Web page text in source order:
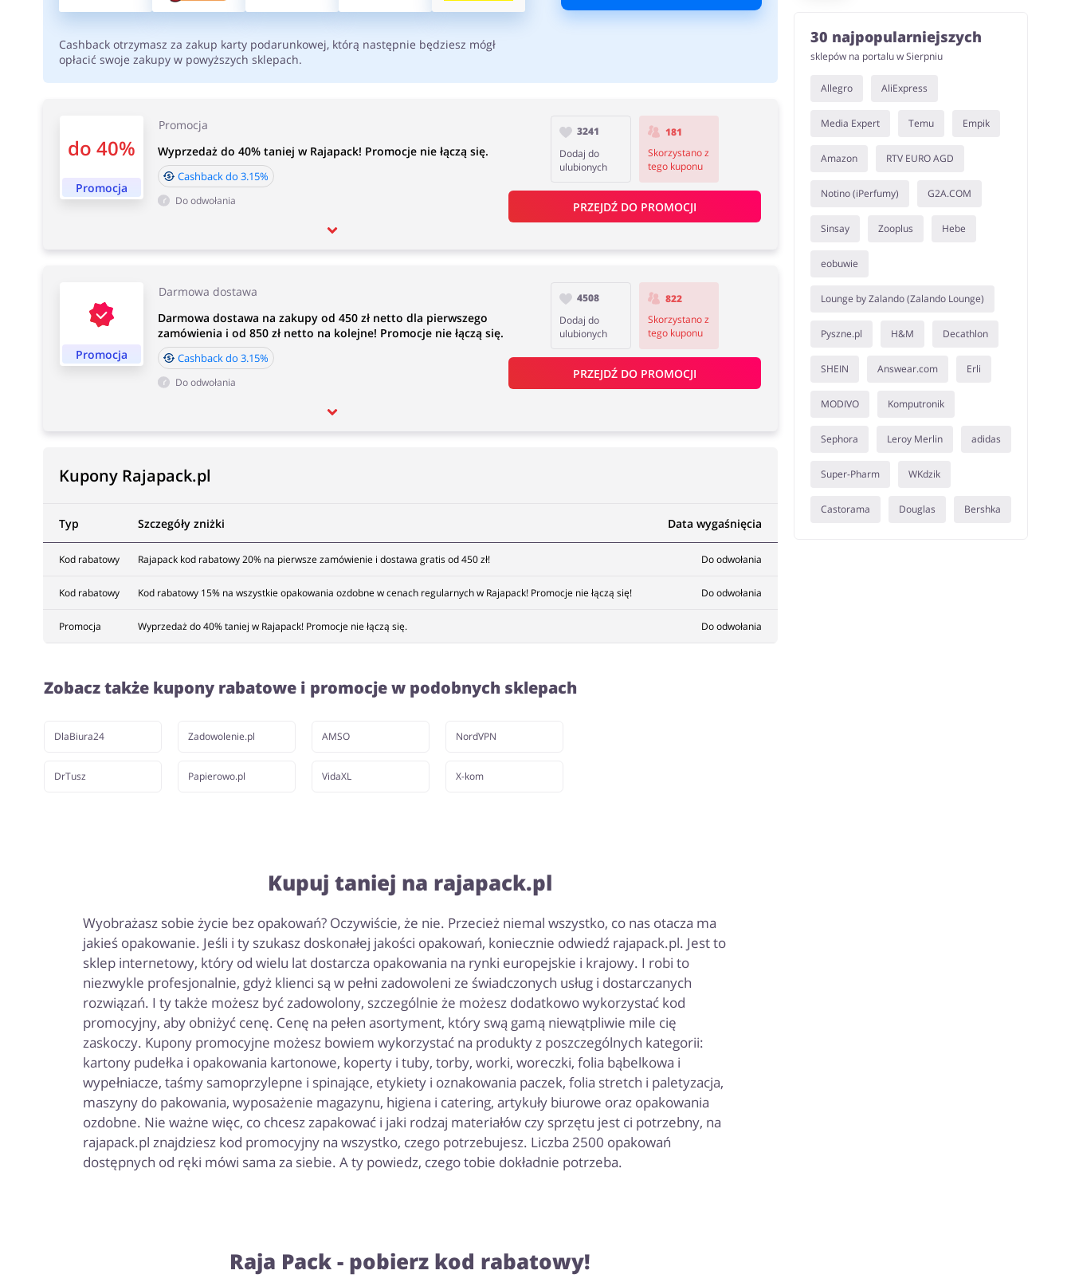
do 40%
Promocja
Promocja
Wyprzedaż do 40% taniej w Rajapack! Promocje nie łączą się.
Cashback do 3.15%
Do odwołania
3241
Dodaj do
ulubionych
181
Skorzystano z
tego kuponu
PRZEJDŹ DO PROMOCJI
Promocja
Darmowa dostawa
Darmowa dostawa na zakupy od 450 zł netto dla pierwszego
zamówienia i od 850 zł netto na kolejne! Promocje nie łączą się.
Cashback do 3.15%
Do odwołania
4508
Dodaj do
ulubionych
822
Skorzystano z
tego kuponu
PRZEJDŹ DO PROMOCJI
Cashback otrzymasz za zakup karty podarunkowej, którą następnie będziesz mógł
opłacić swoje zakupy w powyższych sklepach.
Kupony Rajapack.pl
Typ Szczegóły zniżki Data wygaśnięcia
Kod rabatowy Rajapack kod rabatowy 20% na pierwsze zamówienie i dostawa gratis od 450 zł! Do odwołania
Kod rabatowy Kod rabatowy 15% na wszystkie opakowania ozdobne w cenach regularnych w Rajapack! Promocje nie łączą się! Do odwołania
Promocja Wyprzedaż do 40% taniej w Rajapack! Promocje nie łączą się. Do odwołania
Zobacz także kupony rabatowe i promocje w podobnych sklepach
DlaBiura24
DrTusz
Zadowolenie.pl
Papierowo.pl
AMSO
VidaXL
NordVPN
X-kom
Kupuj taniej na rajapack.pl
Wyobrażasz sobie życie bez opakowań? Oczywiście, że nie. Przecież niemal wszystko, co nas otacza ma
jakieś opakowanie. Jeśli i ty szukasz doskonałej jakości opakowań, koniecznie odwiedź rajapack.pl. Jest to
sklep internetowy, który od wielu lat dostarcza opakowania na rynki europejskie i krajowy. I robi to
niezwykle profesjonalnie, gdyż klienci są w pełni zadowoleni ze świadczonych usług i dostarczanych
rozwiązań. I ty także możesz być zadowolony, szczególnie że możesz dodatkowo wykorzystać kod
promocyjny, aby obniżyć cenę. Cenę na pełen asortyment, który swą gamą niewątpliwie mile cię
zaskoczy. Kupony promocyjne możesz bowiem wykorzystać na produkty z poszczególnych kategorii:
kartony pudełka i opakowania kartonowe, koperty i tuby, torby, worki, woreczki, folia bąbelkowa i
wypełniacze, taśmy samoprzylepne i spinające, etykiety i oznakowania paczek, folia stretch i paletyzacja,
maszyny do pakowania, wyposażenie magazynu, higiena i catering, artykuły biurowe oraz opakowania
ozdobne. Nie ważne więc, co chcesz zapakować i jaki rodzaj materiałów czy sprzętu jest ci potrzebny, na
rajapack.pl znajdziesz kod promocyjny na wszystko, czego potrzebujesz. Liczba 2500 opakowań
dostępnych od ręki mówi sama za siebie. A ty powiedz, czego tobie dokładnie potrzeba.
Raja Pack - pobierz kod rabatowy!
30 najpopularniejszych
sklepów na portalu w Sierpniu
Allegro AliExpress
Media Expert Temu Empik
Amazon RTV EURO AGD
Notino (iPerfumy) G2A.COM
Sinsay Zooplus Hebe
eobuwie
Lounge by Zalando (Zalando Lounge)
Pyszne.pl H&M Decathlon
SHEIN Answear.com Erli
MODIVO Komputronik
Sephora Leroy Merlin adidas
Super-Pharm WKdzik
Castorama Douglas Bershka